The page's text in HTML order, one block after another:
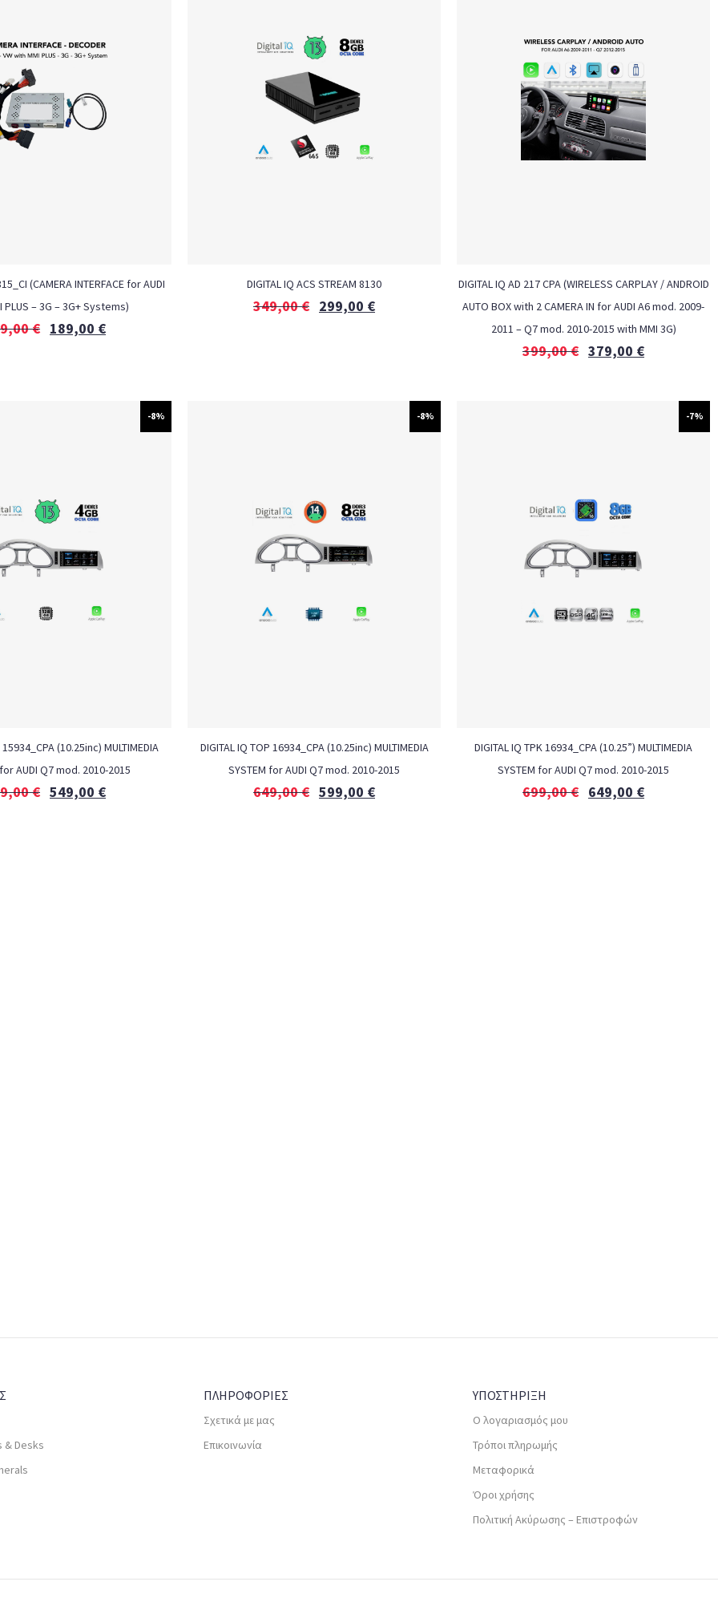
(CAMERA INTERFACE for AUDI
PLUS – 3G – 3G+ Systems)
€ 189,00 €
DIGITAL IQ ACS STREAM 8130
349,00€ 299,00 €
DIGITAL IQ AD 217 CPA (WIRELESS CARPLAY / ANDROID
AUTO BOX with 2 CAMERA IN for AUDI A6 mod. 2009-
2011 – Q7 mod. 2010-2015 with MMI 3G)
399,00€ 379,00 €
-8%
15934_CPA (10.25inc) MULTIMEDIA
AUDI Q7 mod. 2010-2015
€ 549,00 €
-8%
DIGITAL IQ TOP 16934_CPA (10.25inc) MULTIMEDIA
SYSTEM for AUDI Q7 mod. 2010-2015
649,00€ 599,00 €
-7%
DIGITAL IQ TPK 16934_CPA (10.25”) MULTIMEDIA
SYSTEM for AUDI Q7 mod. 2010-2015
699,00€ 649,00 €
& Desks
ΠΛΗΡΟΦΟΡΙΕΣ
Σχετικά με μας
Επικοινωνία
ΥΠΟΣΤΗΡΙΞΗ
Ο λογαριασμός μου
Τρόποι πληρωμής
Μεταφορικά
Όροι χρήσης
Πολιτική Ακύρωσης – Επιστροφών